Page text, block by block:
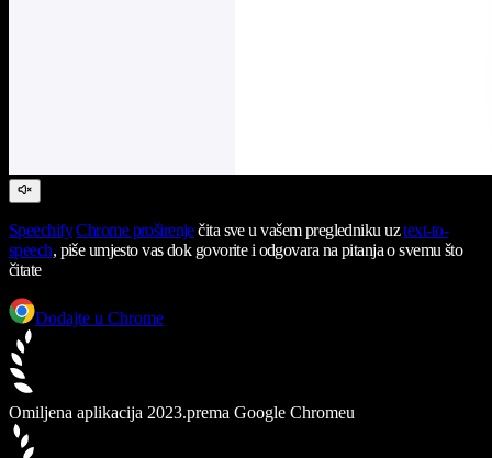
Speechify Chrome proširenječita sve u vašem pregledniku uztext-to-
speech, piše umjesto vas dok govorite i odgovara na pitanja o svemu što
čitate
Dodajte u Chrome
Omiljena aplikacija 2023.prema Google Chromeu